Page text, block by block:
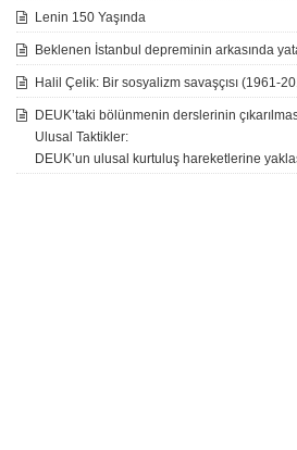
Lenin 150 Yaşında
Beklenen İstanbul depreminin arkasında
Halil Çelik: Bir sosyalizm savaşçısı (1961-
DEUK’taki bölünmenin derslerinin
Ulusal Taktikler:
DEUK’un ulusal kurtuluş hareketlerine